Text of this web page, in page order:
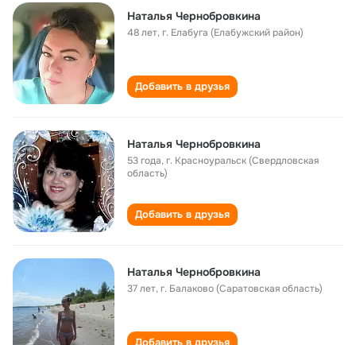
Наталья Чернобровкина
48 лет,г. Елабуга (Елабужский район)
Добавить в друзья
Наталья Чернобровкина
53 года,г. Красноуральск (Свердловская
область)
Добавить в друзья
Наталья Чернобровкина
37 лет,г. Балаково (Саратовская область)
Добавить в друзья